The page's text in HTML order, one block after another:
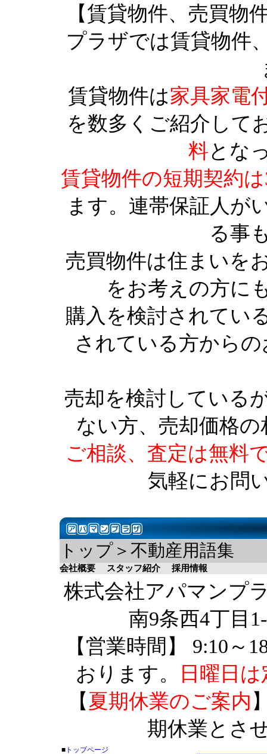
【賃貸物件、売買物
プラザでは賃貸物件
賃貸物件は家具家電
を数多くご紹介して
料とな
賃貸物件の短期契約
ます。連帯保証人が
る事
売買物件は住まいを
をお考えの方に
購入を検討されてい
されている方から
売却を検討している
ない方、売却価格
ご相談、査定は無料
気軽にお問
トップ＞不動産用語集
会社概要 スタッフ紹介 採用情報
株式会社アパマンプ
南9条西4丁目
【営業時間】 9:10～
おります。
日曜日
【 夏期休業のご案内
期休業とさ
■ トップページ